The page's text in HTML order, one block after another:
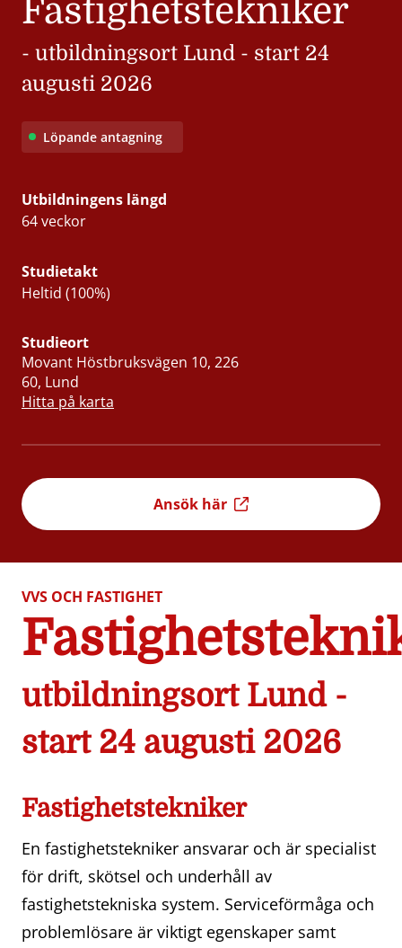
Fastighetstekniker
- utbildningsort Lund - start 24
augusti 2026
Löpande antagning
Utbildningens längd
64 veckor
Studietakt
Heltid (100%)
Studieort
Movant Höstbruksvägen 10, 226
60, Lund
Hitta på karta
Ansök här
VVS OCH FASTIGHET
utbildningsort Lund -
start 24 augusti 2026
Fastighetstekniker
En fastighetstekniker ansvarar och är specialist
för drift, skötsel och underhåll av
fastighetstekniska system. Serviceförmåga och
problemlösare är viktigt egenskaper samt